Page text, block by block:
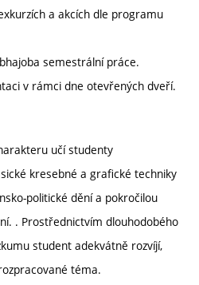
a akcích dle programu
semestrální práce.
v rámci dne otevřených dveří.
učí studenty
kresebné a grafické techniky
politické dění a pokročilou
. Prostřednictvím dlouhodobého
student adekvátně rozvíjí,
téma.